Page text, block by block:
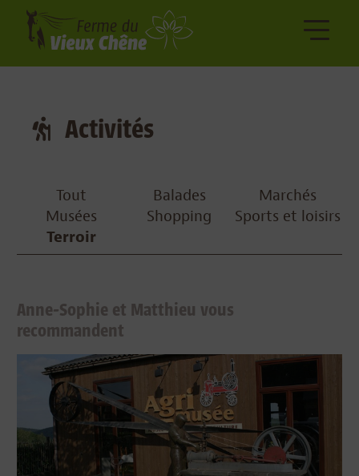
Activités
Tout Balades
Marchés
Musées
Shopping
Sports et loisirs
Terroir
Anne-Sophie et Matthieu vous
recommandent